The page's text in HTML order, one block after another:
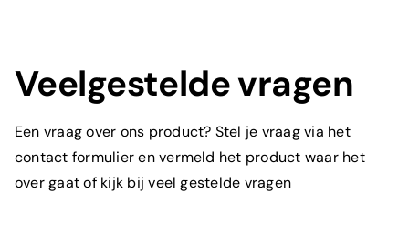
Veelgestelde vragen
Een vraag over ons product? Stel je vraag via het
contact formulier en vermeld het product waar het
over gaat of kijk bij veel gestelde vragen